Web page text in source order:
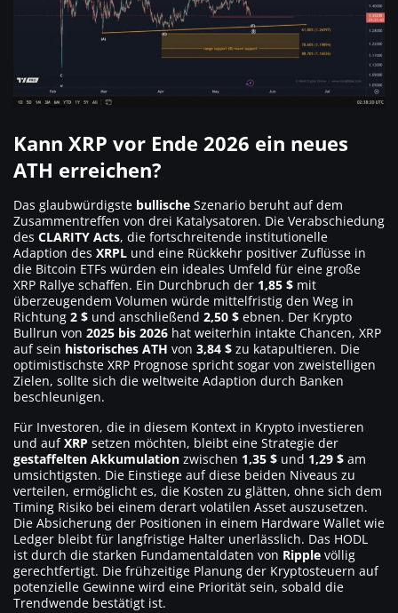
Kann XRP vor Ende 2026 ein neues
ATH erreichen?
Das glaubwürdigste bullische Szenario beruht auf dem
Zusammentreffen von drei Katalysatoren. Die Verabschiedung
des CLARITY Acts, die fortschreitende institutionelle
Adaption des XRPL und eine Rückkehr positiver Zuflüsse in
die Bitcoin ETFs würden ein ideales Umfeld für eine große
XRP Rallye schaffen. Ein Durchbruch der 1,85 $ mit
überzeugendem Volumen würde mittelfristig den Weg in
Richtung 2 $ und anschließend 2,50 $ ebnen. Der Krypto
Bullrun von 2025 bis 2026 hat weiterhin intakte Chancen, XRP
auf sein historisches ATH von 3,84 $ zu katapultieren. Die
optimistischste XRP Prognose spricht sogar von zweistelligen
Zielen, sollte sich die weltweite Adaption durch Banken
beschleunigen.
Für Investoren, die in diesem Kontext in Krypto investieren
und aufXRP setzen möchten, bleibt eine Strategie der
gestaffelten Akkumulation zwischen 1,35 $ und 1,29 $ am
umsichtigsten. Die Einstiege auf diese beiden Niveaus zu
verteilen, ermöglicht es, die Kosten zu glätten, ohne sich dem
Timing Risiko bei einem derart volatilen Asset auszusetzen.
Die Absicherung der Positionen in einem Hardware Wallet wie
Ledger bleibt für langfristige Halter unerlässlich. Das HODL
ist durch die starken Fundamentaldaten von Ripple völlig
gerechtfertigt. Die frühzeitige Planung der Kryptosteuern auf
potenzielle Gewinne wird eine Priorität sein, sobald die
Trendwende bestätigt ist.